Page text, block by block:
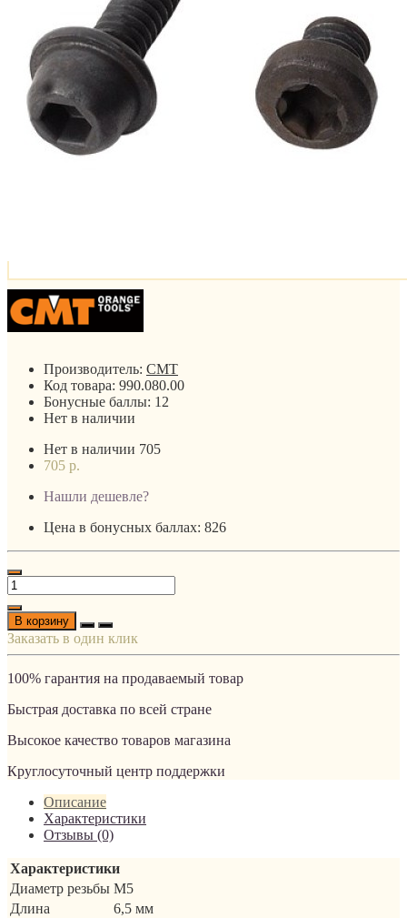
Производитель: CMT
Код товара: 990.080.00
Бонусные баллы: 12
Нет в наличии
Нет в наличии 705
705 р.
Нашли дешевле?
Цена в бонусных баллах: 826
В корзину
Заказать в один клик
100% гарантия на продаваемый товар
Быстрая доставка по всей стране
Высокое качество товаров магазина
Круглосуточный центр поддержки
Описание
Характеристики
Отзывы (0)
Характеристики
Диаметр резьбы M5
Длина
6,5 мм